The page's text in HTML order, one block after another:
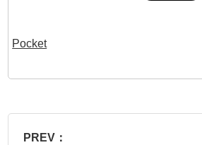
Pocket
PREV：